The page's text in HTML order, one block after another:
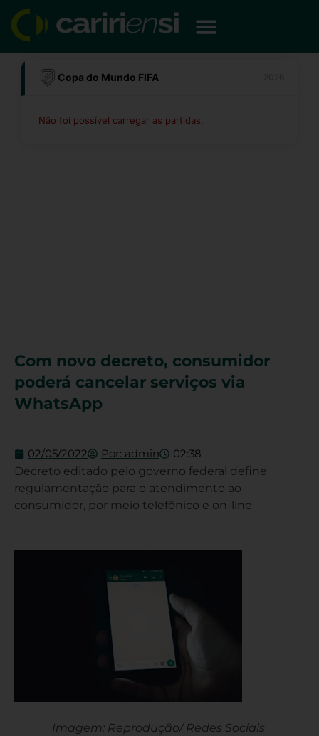
para
conteúdo
Copa do Mundo FIFA
Não foi possível carregar as partidas.
Com novo decreto, consumidor
poderá cancelar serviços via
WhatsApp
02/05/2022 Por: admin 02:38
Decreto editado pelo governo federal define
regulamentação para o atendimento ao
consumidor, por meio telefônico e on-line
Imagem: Reprodução/ Redes Sociais